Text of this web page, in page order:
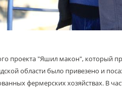
проекта "Яшил макон", который
области было привезено и
фермерских хозяйствах. В